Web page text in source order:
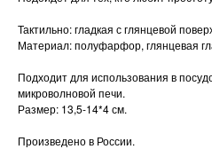
Тактильно: гладкая с глянцевой
Материал: полуфарфор, глянцевая
Подходит для использования в
микроволновой печи.
Размер: 13,5-14*4 см.
Произведено в России.